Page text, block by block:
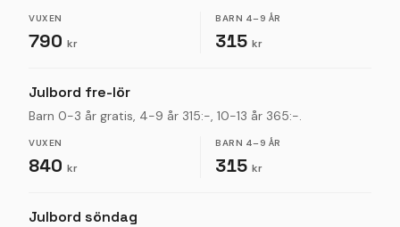
VUXEN
790 kr
BARN 4–9 ÅR
315 kr
Julbord fre-lör
Barn 0-3 år gratis, 4-9 år 315:-, 10-13 år 365:-.
VUXEN
840 kr
BARN 4–9 ÅR
315 kr
Julbord söndag